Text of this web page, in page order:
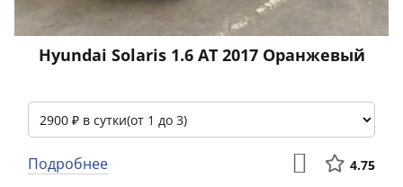
Hyundai Solaris 1.6 АТ 2017 Оранжевый
Подробнее 4.75